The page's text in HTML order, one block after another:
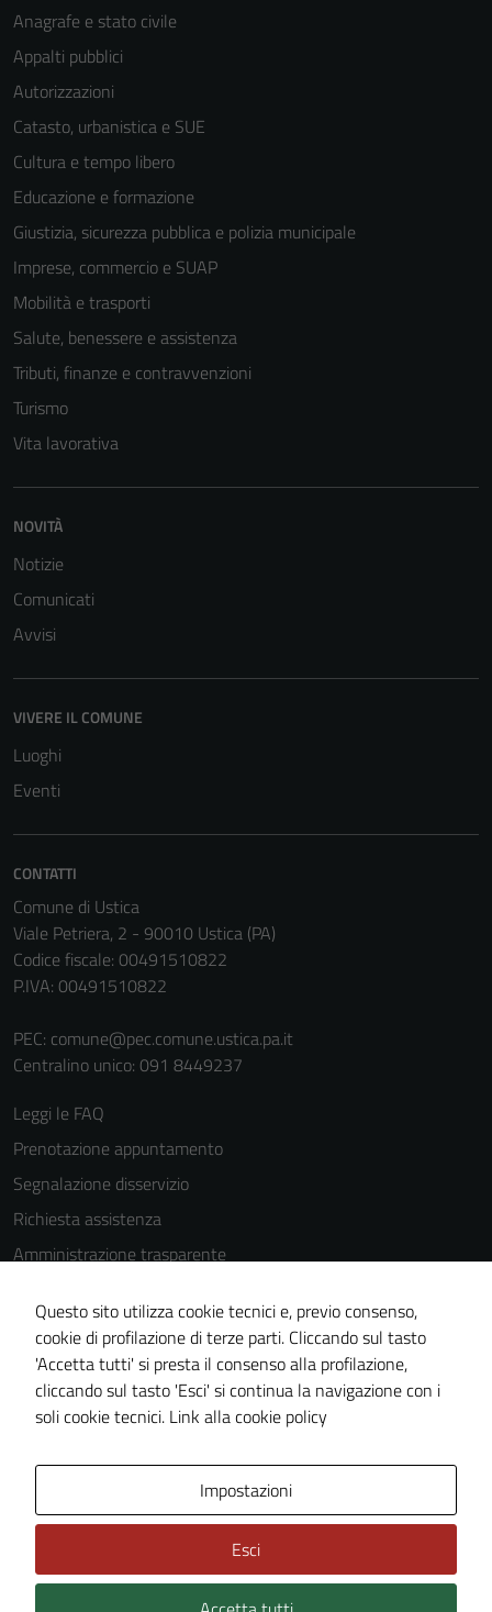
Anagrafe e stato civile
Appalti pubblici
Autorizzazioni
Catasto, urbanistica e SUE
Cultura e tempo libero
Educazione e formazione
Giustizia, sicurezza pubblica e polizia municipale
Imprese, commercio e SUAP
Mobilità e trasporti
Salute, benessere e assistenza
Tributi, finanze e contravvenzioni
Turismo
Vita lavorativa
NOVITÀ
Notizie
Comunicati
Avvisi
VIVERE IL COMUNE
Luoghi
Eventi
CONTATTI
Comune di Ustica
Viale Petriera, 2 - 90010 Ustica (PA)
Codice fiscale: 00491510822
P.IVA: 00491510822
PEC: comune@pec.comune.ustica.pa.it
Centralino unico: 091 8449237
Leggi le FAQ
Prenotazione appuntamento
Segnalazione disservizio
Richiesta assistenza
Amministrazione trasparente
Cookie Policy
Note legali
Dichiarazione di accessibilità
Piano di miglioramento del sito
Area Privata
Questo sito utilizza cookie tecnici e, previo consenso,
cookie di profilazione di terze parti. Cliccando sul tasto
'Accetta tutti' si presta il consenso alla profilazione,
cliccando sul tasto 'Esci' si continua la navigazione con i
soli cookie tecnici. Link alla cookie policy
Impostazioni
Esci